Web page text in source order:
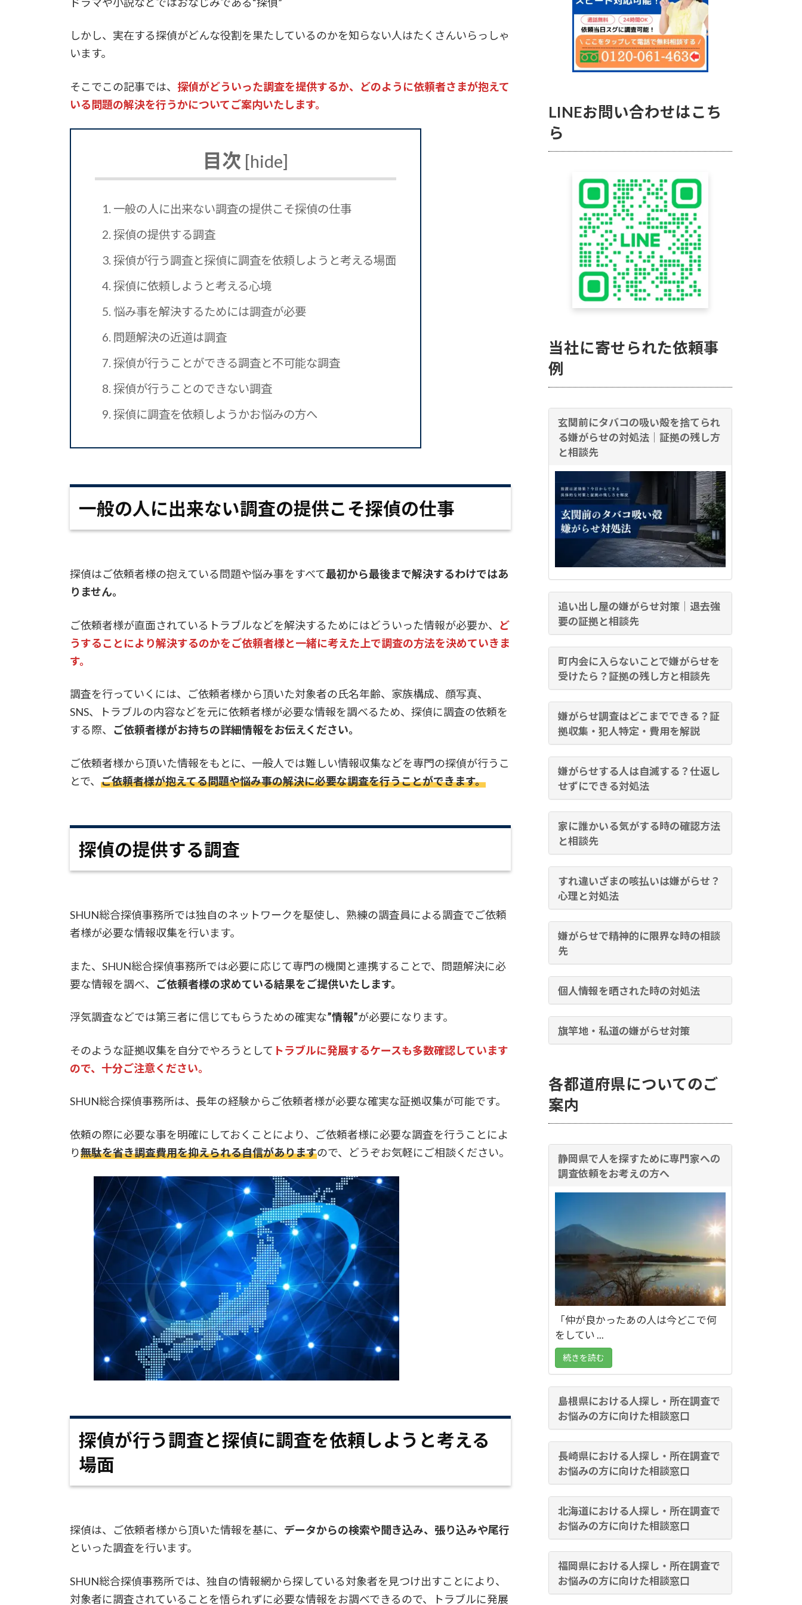
しかし、実在する探偵がどんな役割を果たしているのかを知らない人はたくさんいらっしゃ
います。
そこでこの記事では、 探偵がどういった調査を提供するか、どのように依頼者さまが抱えて
いる問題の解決を行うかについてご案内いたします。
目次 [hide]
1. 一般の人に出来ない調査の提供こそ探偵の仕事
2. 探偵の提供する調査
3. 探偵が行う調査と探偵に調査を依頼しようと考える場面
4. 探偵に依頼しようと考える心境
5. 悩み事を解決するためには調査が必要
6. 問題解決の近道は調査
7. 探偵が行うことができる調査と不可能な調査
8. 探偵が行うことのできない調査
9. 探偵に調査を依頼しようかお悩みの方へ
一般の人に出来ない調査の提供こそ探偵の仕事
探偵はご依頼者様の抱えている問題や悩み事をすべて最初から最後まで解決するわけではあ
りません。
ご依頼者様が直面されているトラブルなどを解決するためにはどういった情報が必要か、 ど
うすることにより解決するのかをご依頼者様と一緒に考えた上で調査の方法を決めていきま
す。
調査を行っていくには、ご依頼者様から頂いた対象者の氏名年齢、家族構成、顔写真、
SNS、トラブルの内容などを元に依頼者様が必要な情報を調べるため、探偵に調査の依頼を
する際、 ご依頼者様がお持ちの詳細情報をお伝えください。
ご依頼者様から頂いた情報をもとに、一般人では難しい情報収集などを専門の探偵が行うこ
とで、 ご依頼者様が抱えてる問題や悩み事の解決に必要な調査を行うことができます。
探偵の提供する調査
SHUN総合探偵事務所では独自のネットワークを駆使し、熟練の調査員による調査でご依頼
者様が必要な情報収集を行います。
また、SHUN総合探偵事務所では必要に応じて専門の機関と連携することで、問題解決に必
要な情報を調べ、 ご依頼者様の求めている結果をご提供いたします。
浮気調査などでは第三者に信じてもらうための確実な”情報”が必要になります。
そのような証拠収集を自分でやろうとして トラブルに発展するケースも多数確認しています
ので、十分ご注意ください。
SHUN総合探偵事務所は、長年の経験からご依頼者様が必要な確実な証拠収集が可能です。
依頼の際に必要な事を明確にしておくことにより、ご依頼者様に必要な調査を行うことによ
り無駄を省き調査費用を抑えられる自信がありますので、どうぞお気軽にご相談ください。
探偵が行う調査と探偵に調査を依頼しようと考える
場面
探偵は、ご依頼者様から頂いた情報を基に、 データからの検索や聞き込み、張り込みや尾行
といった調査を行います。
SHUN総合探偵事務所では、独自の情報網から探している対象者を見つけ出すことにより、
対象者に調査されていることを悟られずに必要な情報をお調べできるので、トラブルに発展
LINEお問い合わせはこち
ら
当社に寄せられた依頼事
例
玄関前にタバコの吸い殻を捨てられ
る嫌がらせの対処法｜証拠の残し方
と相談先
追い出し屋の嫌がらせ対策｜退去強
要の証拠と相談先
町内会に入らないことで嫌がらせを
受けたら？証拠の残し方と相談先
嫌がらせ調査はどこまでできる？証
拠収集・犯人特定・費用を解説
嫌がらせする人は自滅する？仕返し
せずにできる対処法
家に誰かいる気がする時の確認方法
と相談先
すれ違いざまの咳払いは嫌がらせ？
心理と対処法
嫌がらせで精神的に限界な時の相談
先
個人情報を晒された時の対処法
旗竿地・私道の嫌がらせ対策
各都道府県についてのご
案内
静岡県で人を探すために専門家への
調査依頼をお考えの方へ
「仲が良かったあの人は今どこで何
をしてい ...
続きを読む
島根県における人探し・所在調査で
お悩みの方に向けた相談窓口
長崎県における人探し・所在調査で
お悩みの方に向けた相談窓口
北海道における人探し・所在調査で
お悩みの方に向けた相談窓口
福岡県における人探し・所在調査で
お悩みの方に向けた相談窓口